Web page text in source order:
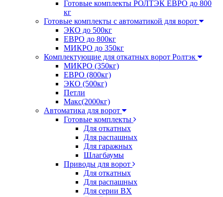
Готовые комплекты РОЛТЭК ЕВРО до 800
кг
Готовые комплекты с автоматикой для ворот
ЭКО до 500кг
ЕВРО до 800кг
МИКРО до 350кг
Комплектующие для откатных ворот Ролтэк
МИКРО (350кг)
ЕВРО (800кг)
ЭКО (500кг)
Петли
Макс(2000кг)
Автоматика для ворот
Готовые комплекты
Для откатных
Для распашных
Для гаражных
Шлагбаумы
Приводы для ворот
Для откатных
Для распашных
Для серии BX